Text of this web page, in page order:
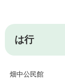
は行
畑中公民館